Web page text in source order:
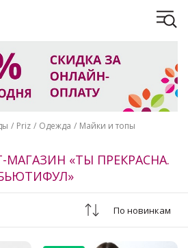
Priz Одежда Майки и топы
МАГАЗИН «ТЫ ПРЕКРАСНА.
По новинкам